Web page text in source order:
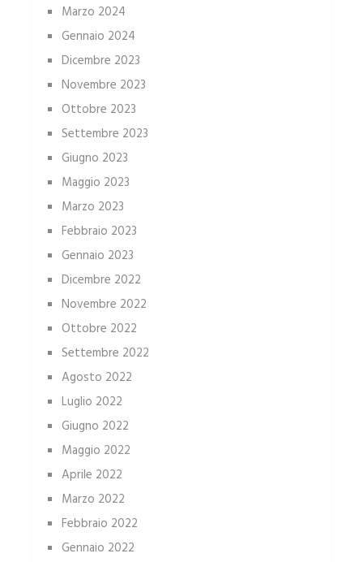
Marzo 2024
Gennaio 2024
Dicembre 2023
Novembre 2023
Ottobre 2023
Settembre 2023
Giugno 2023
Maggio 2023
Marzo 2023
Febbraio 2023
Gennaio 2023
Dicembre 2022
Novembre 2022
Ottobre 2022
Settembre 2022
Agosto 2022
Luglio 2022
Giugno 2022
Maggio 2022
Aprile 2022
Marzo 2022
Febbraio 2022
Gennaio 2022